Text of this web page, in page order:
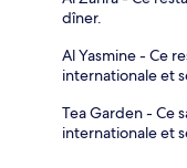
dîner.
Al Yasmine - Ce
internationale et
Tea Garden - Ce
internationale et